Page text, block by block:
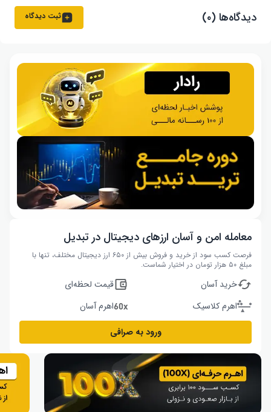
دیدگاه‌ها (۰) ثبت دیدگاه
معامله امن و آسان ارزهای دیجیتال در تبدیل
فرصت کسب سود از خرید و فروش بیش از ۶۵۰ ارز دیجیتال مختلف، تنها با
مبلغ ۵۰ هزار تومان در اختیار شماست.
خرید آسان
قیمت لحظه‌ای
اهرم کلاسیک
اهرم آسان
ورود به صرافی